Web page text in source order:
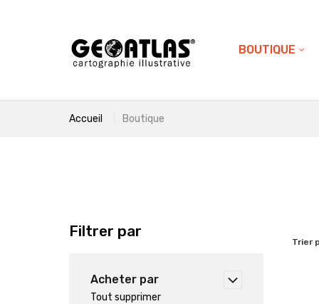
BOUTIQUE
Accueil Boutique
Trier
Filtrer par
Acheter par
Tout supprimer